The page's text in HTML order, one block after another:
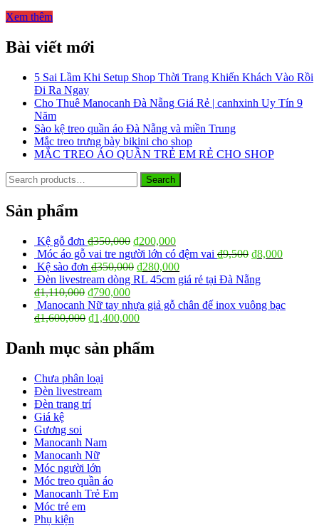
khung
tại
Đà
Nẵng
giá
rẻ
Xem thêm
Bài viết mới
5 Sai Lầm Khi Setup Shop Thời Trang Khiến Khách Vào Rồi
Đi Ra Ngay
Cho Thuê Manocanh Đà Nẵng Giá Rẻ | canhxinh Uy Tín 9
Năm
Sào kệ treo quần áo Đà Nẵng và miền Trung
Mắc treo trưng bày bikini cho shop
MẮC TREO ÁO QUẦN TRẺ EM RẺ CHO SHOP
Search
for:
Search
Sản phẩm
Kệ gỗ đơn ₫350,000 ₫200,000
Móc áo gỗ vai tre người lớn có đệm vai ₫9,500 ₫8,000
Kệ sào đơn ₫350,000 ₫280,000
Đèn livestream dòng RL 45cm giá rẻ tại Đà Nẵng
₫1,110,000 ₫790,000
Manocanh Nữ tay nhựa giả gỗ chân đế inox vuông bạc
₫1,600,000 ₫1,400,000
Danh mục sản phẩm
Chưa phân loại
Đèn livestream
Đèn trang trí
Giá kệ
Gương soi
Manocanh Nam
Manocanh Nữ
Móc người lớn
Móc treo quần áo
Manocanh Trẻ Em
Móc trẻ em
Phụ kiện